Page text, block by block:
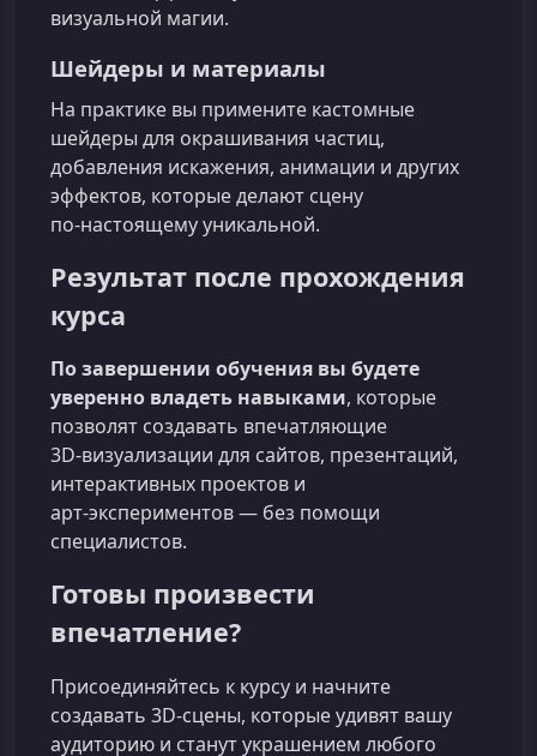
визуальной магии.
Шейдеры и материалы
На практике вы примените кастомные
шейдеры для окрашивания частиц,
добавления искажения, анимации и других
эффектов, которые делают сцену
по‑настоящему уникальной.
Результат после прохождения
курса
По завершении обучения вы будете
уверенно владеть навыками, которые
позволят создавать впечатляющие
3D‑визуализации для сайтов, презентаций,
интерактивных проектов и
арт‑экспериментов — без помощи
специалистов.
Готовы произвести
впечатление?
Присоединяйтесь к курсу и начните
создавать 3D‑сцены, которые удивят вашу
аудиторию и станут украшением любого